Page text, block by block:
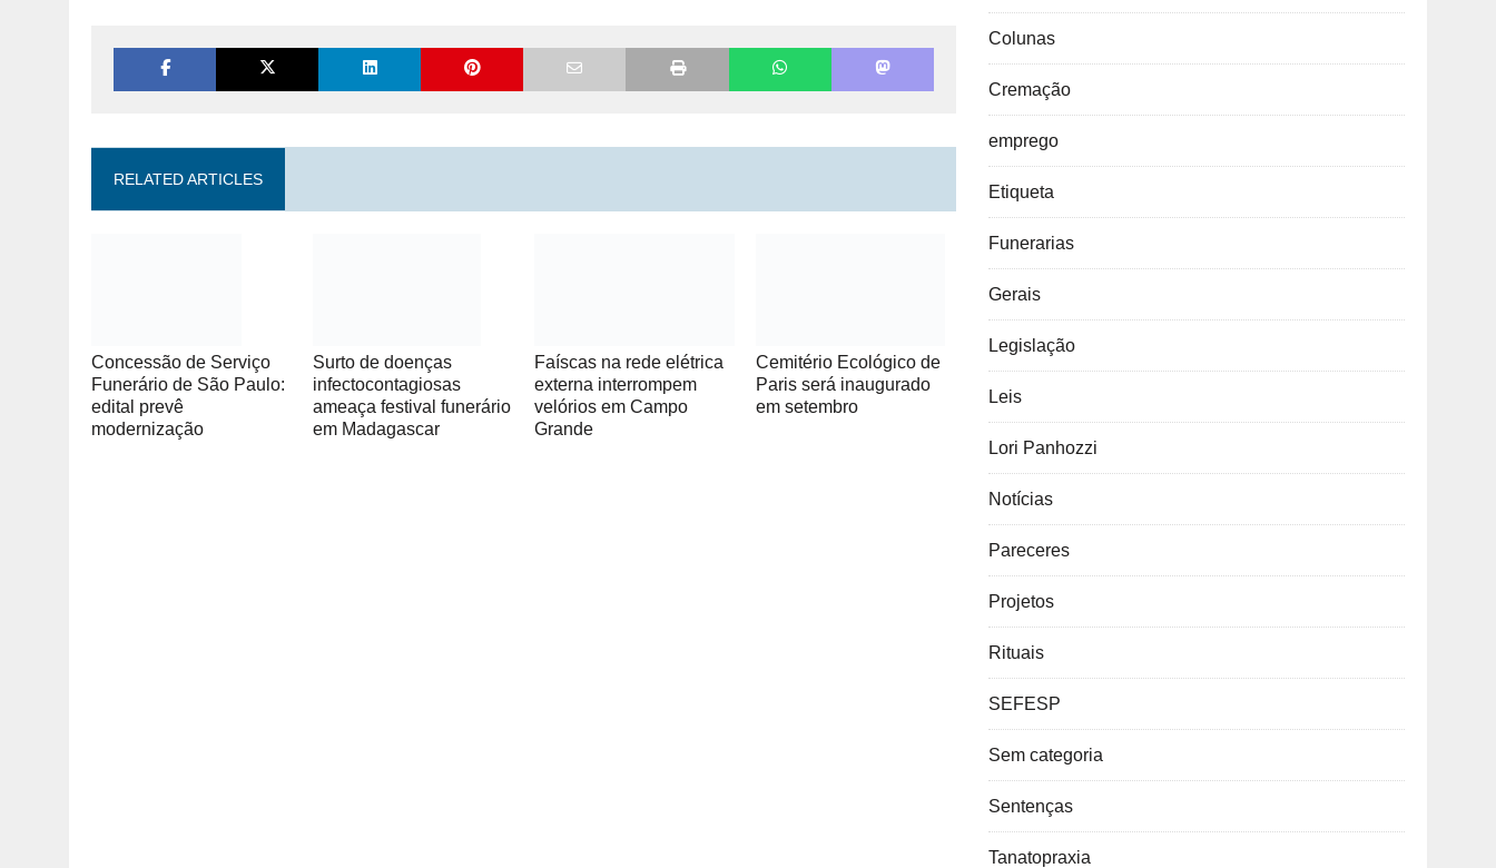
RELATED ARTICLES
Concessão de Serviço
Funerário de São Paulo:
edital prevê
modernização
Surto de doenças
infectocontagiosas
ameaça festival funerário
em Madagascar
Faíscas na rede elétrica
externa interrompem
velórios em Campo
Grande
Cemitério Ecológico de
Paris será inaugurado
em setembro
Colunas
Cremação
emprego
Etiqueta
Funerarias
Gerais
Legislação
Leis
Lori Panhozzi
Notícias
Pareceres
Projetos
Rituais
SEFESP
Sem categoria
Sentenças
Tanatopraxia